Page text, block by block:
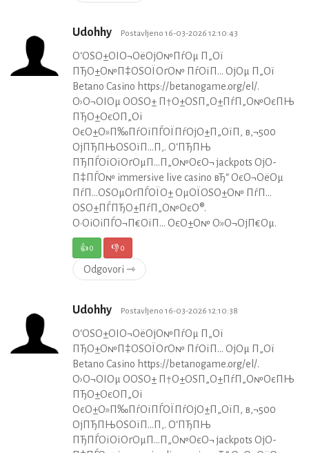
Udohhy Postavljeno 16-03-2026 12:10:43
О‘ОЅО±ОІО¬ОёОјО№ПѓОµ П„Ої
ПЂО±О№П‡ОЅОЇОґО№ ПѓОїП… ОјОµ П„Ої
Betano Casino https://betanogame.org/el/.
О›О¬ОІОµ О­ОЅО± П†О±ОЅП„О±ПѓП„О№ОєПЊ
ПЂО±ОєО­П„Ої
ОєО±О»П‰ПѓОїПЃОЇПѓОјО±П„ОїП‚ в‚¬500
ОјПЂПЊОЅОїП…П‚. О‘ПЂПЊ
ПЂПЃОїОїОґОµП…П„О№ОєО¬ jackpots ОјО­
П‡ПЃО№ immersive live casino вЂ“ ОєО¬ОёОµ
ПѓП…ОЅОµОґПЃОЇО± ОµОЇОЅО±О№ ПѓП…
ОЅО±ПЃПЂО±ПѓП„О№ОєО®.
О•ОіОіПЃО¬П€ОїП… ОєО±О№ О»О¬ОјП€Оµ.
👍0 👎0
Odgovori ⇾
Udohhy Postavljeno 16-03-2026 12:10:38
О‘ОЅО±ОІО¬ОёОјО№ПѓОµ П„Ої
ПЂО±О№П‡ОЅОЇОґО№ ПѓОїП… ОјОµ П„Ої
Betano Casino https://betanogame.org/el/.
О›О¬ОІОµ О­ОЅО± П†О±ОЅП„О±ПѓП„О№ОєПЊ
ПЂО±ОєО­П„Ої
ОєО±О»П‰ПѓОїПЃОЇПѓОјО±П„ОїП‚ в‚¬500
ОјПЂПЊОЅОїП…П‚. О‘ПЂПЊ
ПЂПЃОїОїОґОµП…П„О№ОєО¬ jackpots ОјО­